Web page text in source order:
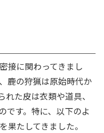
接に関わってきまし
鹿の狩猟は原始時代か
れた皮は衣類や道具、
です。特に、以下のよ
果たしてきました。